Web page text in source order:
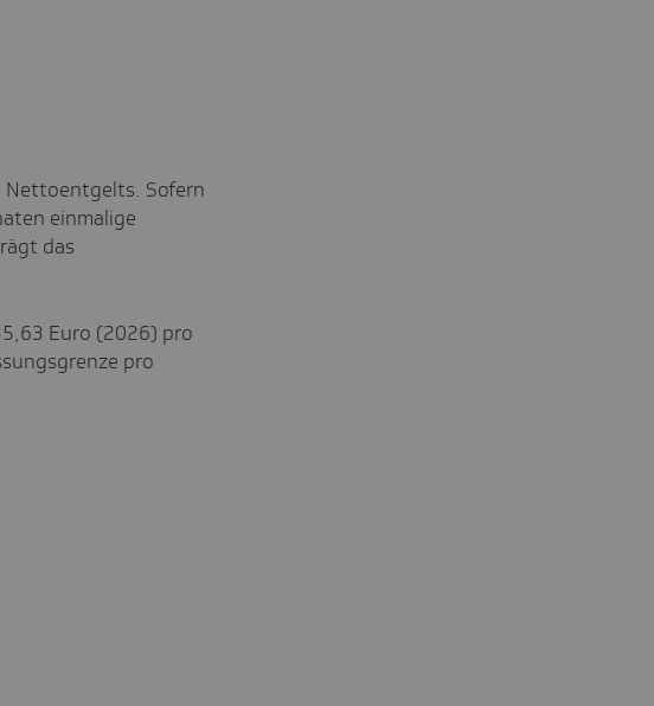
Nettoentgelts. Sofern
einmalige
das
Euro (2026) pro
pro